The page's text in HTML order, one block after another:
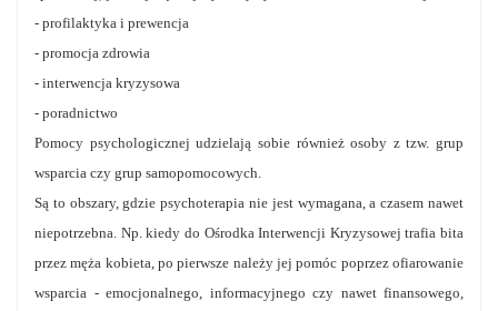
- profilaktyka i prewencja
- promocja zdrowia
- interwencja kryzysowa
- poradnictwo
Pomocy psychologicznej udzielają sobie również osoby z tzw. grup
wsparcia czy grup samopomocowych.
Są to obszary, gdzie psychoterapia nie jest wymagana, a czasem nawet
niepotrzebna. Np. kiedy do Ośrodka Interwencji Kryzysowej trafia bita
przez męża kobieta, po pierwsze należy jej pomóc poprzez ofiarowanie
wsparcia - emocjonalnego, informacyjnego czy nawet finansowego,